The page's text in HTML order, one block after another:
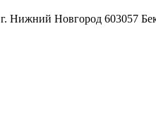
г. Нижний Новгород 603057